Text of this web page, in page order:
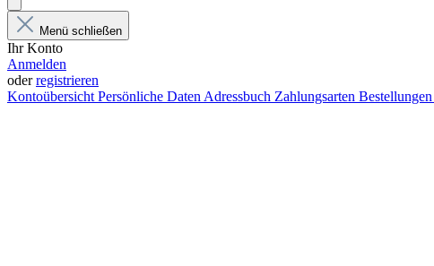
Menü schließen
Ihr Konto
Anmelden
oderregistrieren
KontoübersichtPersönliche DatenAdressbuch Zahlungsarten Bestellungen